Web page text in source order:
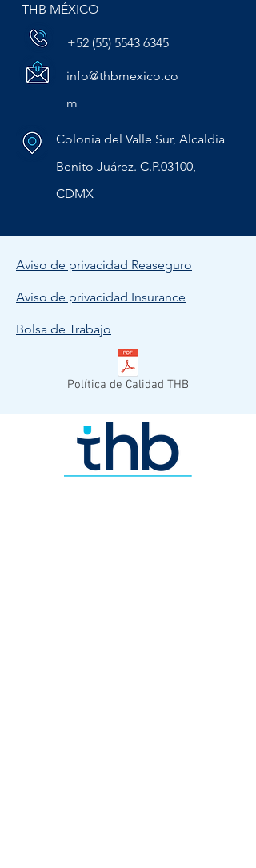
THB MÉXICO
+52 (55) 5543 6345
info@thbmexico.co
m
Colonia del Valle Sur, Alcaldía
Benito Juárez. C.P.03100,
CDMX
Aviso de privacidad Reaseguro
Aviso de privacidad Insurance
Bolsa de Trabajo
Política de Calidad THB